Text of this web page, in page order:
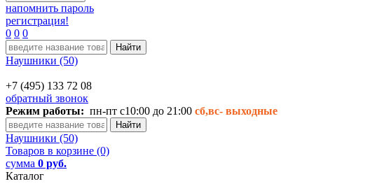
напомнить пароль
регистрация!
0 0 0
Наушники (50)
+7 (495) 133 72 08
обратный звонок
Режим работы: пн-пт с10:00 до 21:00 сб,вс- выходные
Наушники (50)
Товаров в корзине (0)
сумма 0 руб.
Каталог